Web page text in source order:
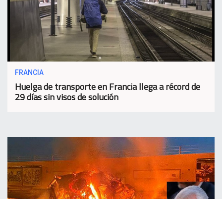
FRANCIA
Huelga de transporte en Francia llega a récord de
29 días sin visos de solución